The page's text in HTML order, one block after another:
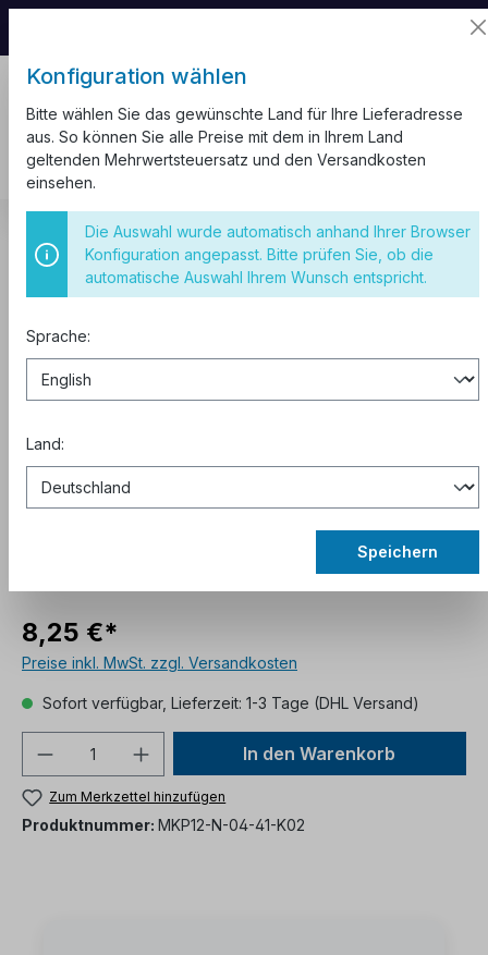
Sicherungskasten IP40 Schwarz
Sicherungskasten 4 Module
8,25 €*
Preise inkl. MwSt. zzgl. Versandkosten
Sofort verfügbar, Lieferzeit: 1-3 Tage (DHL Versand)
In den Warenkorb
Zum Merkzettel hinzufügen
Produktnummer: MKP12-N-04-41-K02
Konfiguration wählen
Bitte wählen Sie das gewünschte Land für Ihre Lieferadresse
aus. So können Sie alle Preise mit dem in Ihrem Land
geltenden Mehrwertsteuersatz und den Versandkosten
einsehen.
Die Auswahl wurde automatisch anhand Ihrer Browser
Konfiguration angepasst. Bitte prüfen Sie, ob die
automatische Auswahl Ihrem Wunsch entspricht.
Sprache:
Land:
Speichern